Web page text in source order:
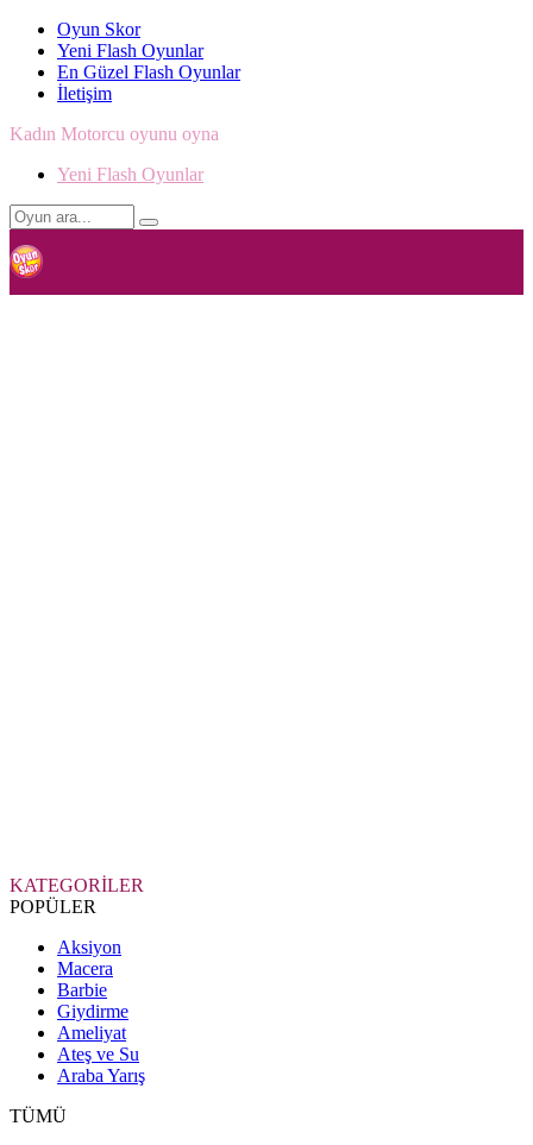
Oyun Skor
Yeni Flash Oyunlar
En Güzel Flash Oyunlar
İletişim
Kadın Motorcu oyunu oyna
Yeni Flash Oyunlar
KATEGORİLER
POPÜLER
Aksiyon
Macera
Barbie
Giydirme
Ameliyat
Ateş ve Su
Araba Yarış
TÜMÜ